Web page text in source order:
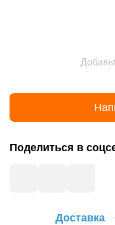
Поделиться в
Доставка